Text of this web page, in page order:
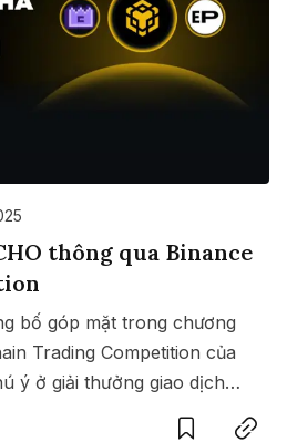
thông qua Binance
bố góp mặt trong chương
Trading Competition của
ý ở giải thưởng giao dịch
SaveCopy link